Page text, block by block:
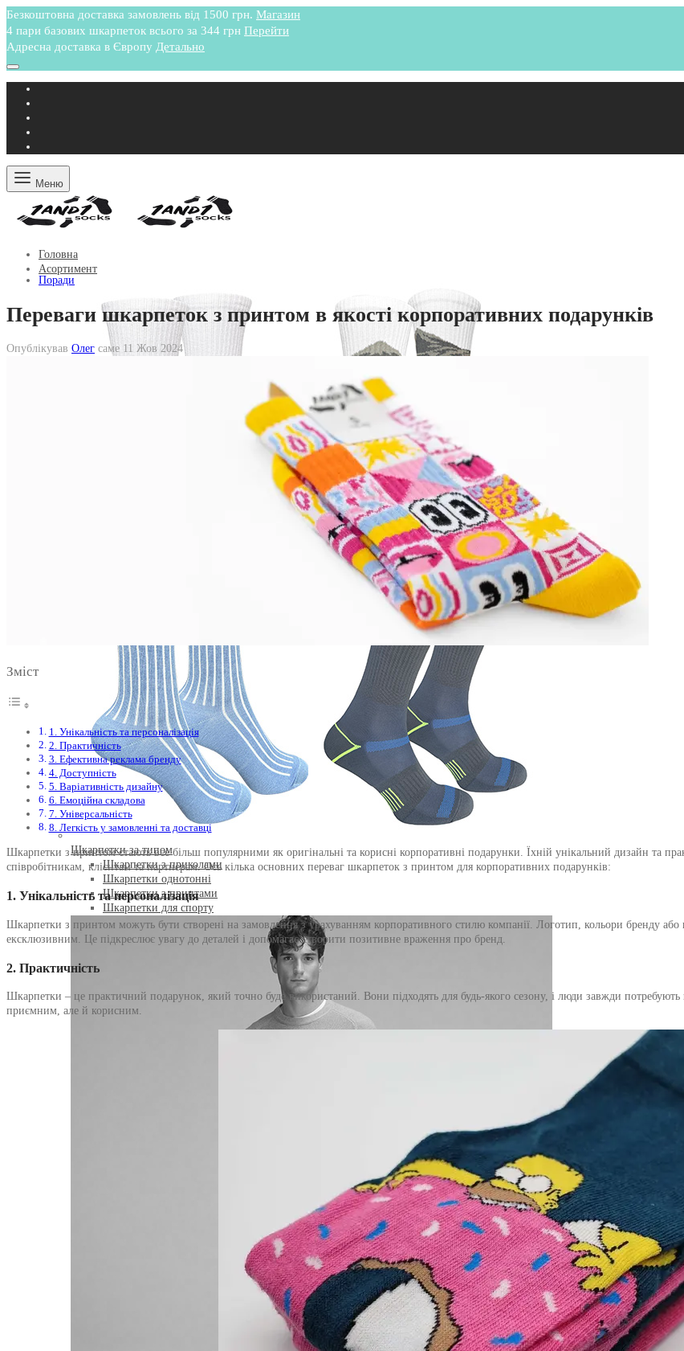
Безкоштовна доставка замовлень від 1500 грн. Магазин
4 пари базових шкарпеток всього за 344 грн Перейти
Адресна доставка в Європу Детально
Меню
Головна
Асортимент
Шкарпетки за типом
Шкарпетки з приколами
Шкарпетки однотонні
Шкарпетки з принтами
Шкарпетки для спорту
Поради
Переваги шкарпеток з принтом в якості корпоративних подарунків
Опублікував Олег саме 11 Жов 2024
Зміст
1. Унікальність та персоналізація
2. Практичність
3. Ефективна реклама бренду
4. Доступність
5. Варіативність дизайну
6. Емоційна складова
7. Універсальність
8. Легкість у замовленні та доставці
Шкарпетки з принтом стають все більш популярними як оригінальні та корисні корпоративні подарунки. Їхній унікальний дизайн та
співробітникам, клієнтам та партнерам. Ось кілька основних переваг шкарпеток з принтом для корпоративних подарунків:
1. Унікальність та персоналізація
Шкарпетки з принтом можуть бути створені на замовлення з урахуванням корпоративного стилю компанії. Логотип, кольори бренду
ексклюзивним. Це підкреслює увагу до деталей і допомагає створити позитивне враження про бренд.
2. Практичність
Шкарпетки – це практичний подарунок, який точно буде використаний. Вони підходять для будь-якого сезону, і люди завжди
приємним, але й корисним.